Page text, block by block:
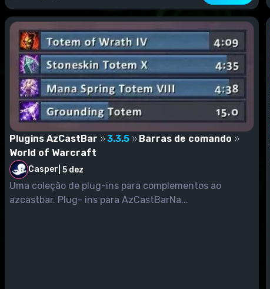
Plugins AzCastBar 3.3.5
Barras de comando
World of Warcraft
Casper 5 dez
Uma coleção de plug-ins para complementos ao
azcastbar. Plug- ins para AzCastBarNa...